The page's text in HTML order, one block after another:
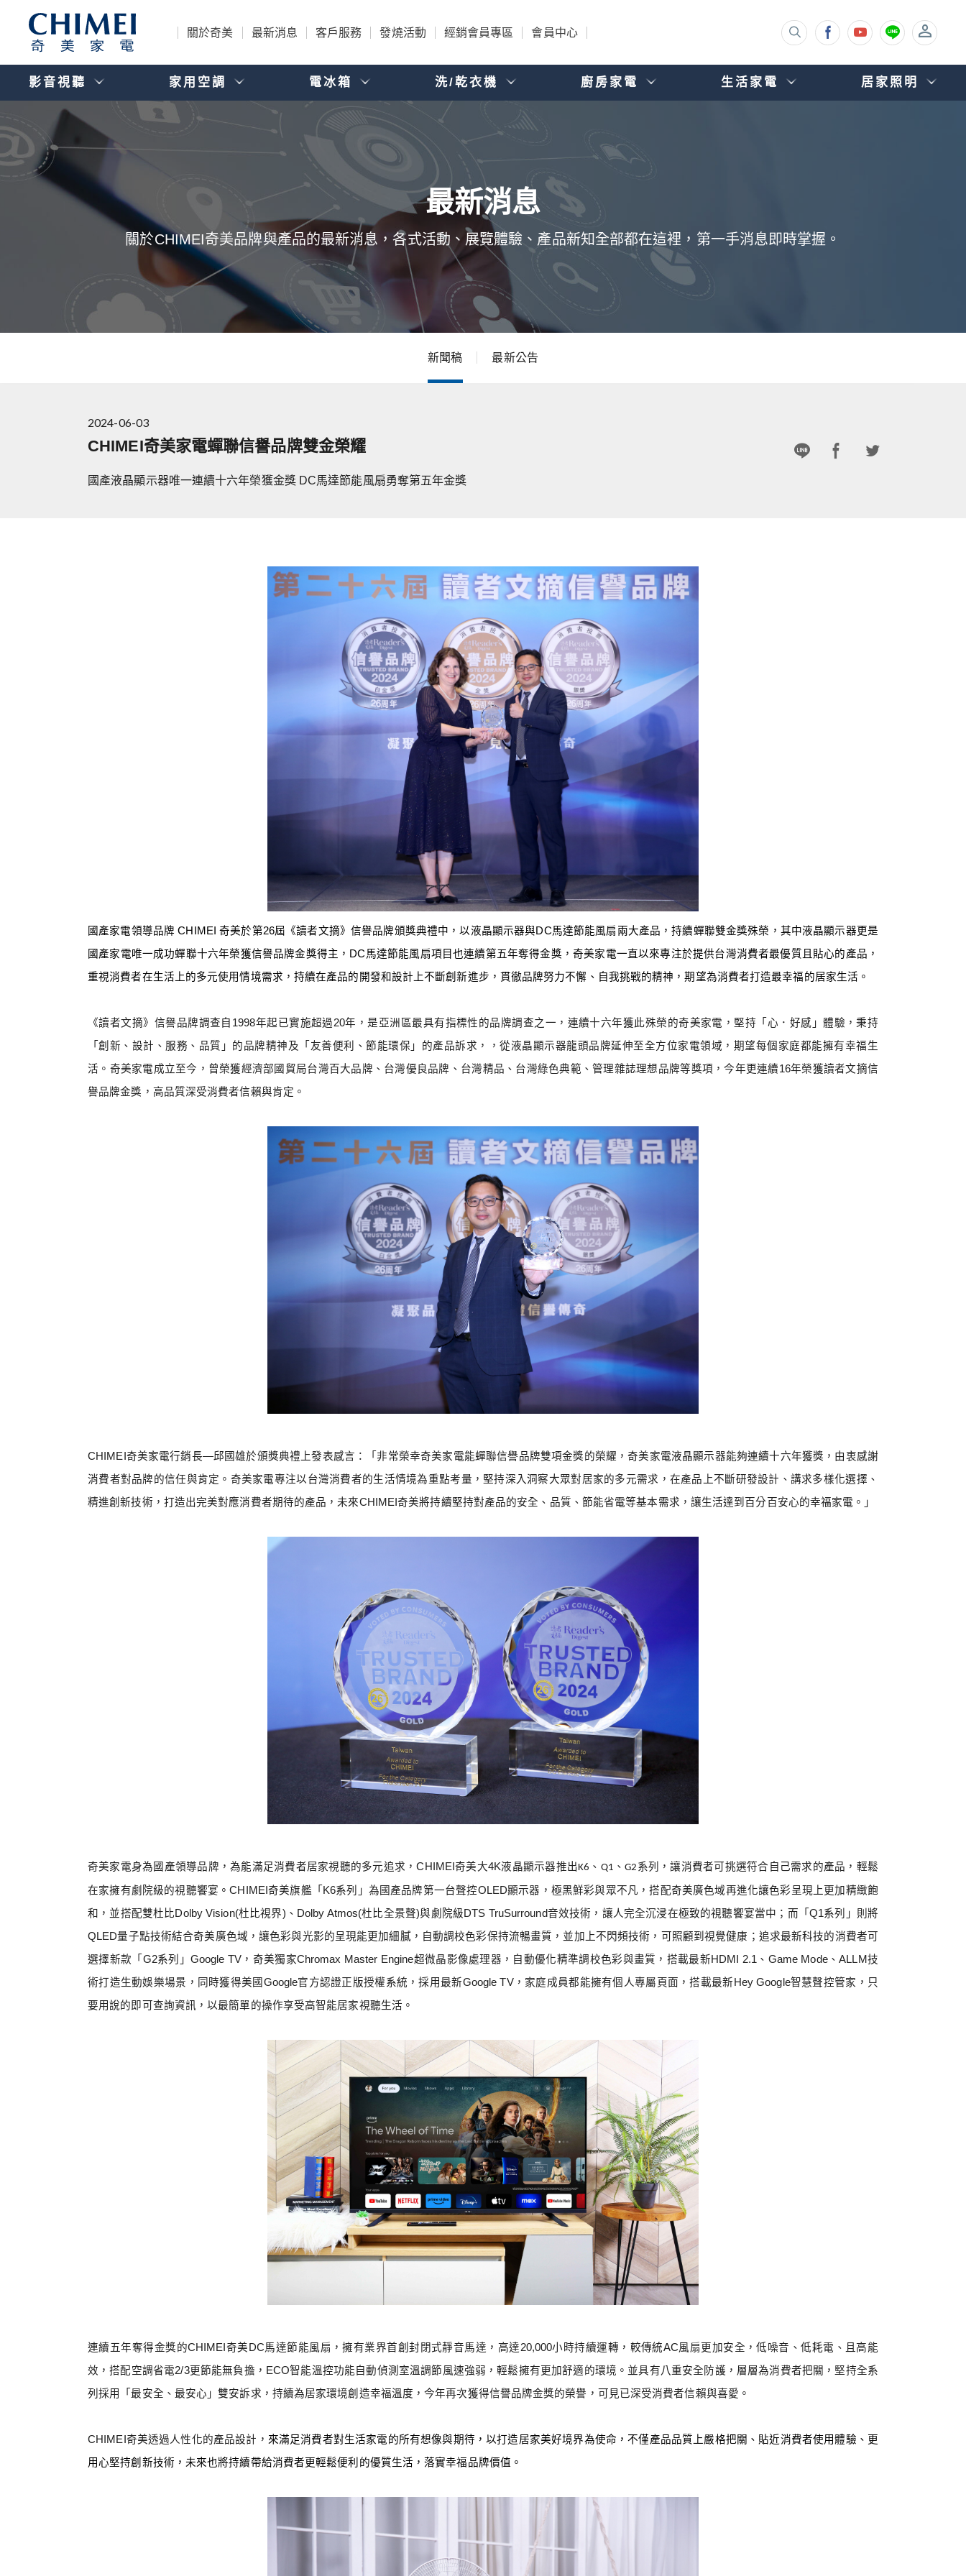
關於奇美 最新消息 客戶服務 發燒活動 經銷會員專區 會員中心
影音視聽 家用空調 電冰箱 洗/乾衣機 廚房家電 生活家電 居家照明
關於CHIMEI奇美品牌與產品的最新消息，各式活動、展覽體驗、產品新知全部都在這裡，第一手消息即時掌握。
新聞稿 最新公告
2024-06-03
CHIMEI奇美家電蟬聯信譽品牌雙金榮耀
國產液晶顯示器唯一連續十六年榮獲金獎 DC馬達節能風扇勇奪第五年金獎
國產家電領導品牌 CHIMEI奇美於第26屆《讀者文摘》信譽品牌頒獎典禮中，以液晶顯示器與DC馬達節能風扇兩大產品，持續蟬聯雙金獎殊榮，其中液晶顯示器更是
國產家電唯一成功蟬聯十六年榮獲信譽品牌金獎得主， DC 馬達節能風扇項目也連續第五年奪得金獎，奇美家電一直以來專注於提供台灣消費者最優質且貼心的產品，
重視消費者在生活上的多元使用情境需求，持續在產品的開發和設計上不斷創新進步，貫徹品牌努力不懈、自我挑戰的精神，期望為消費者打造最幸福的居家生活。
《讀者文摘》信譽品牌調查自 1998年起已實施超過20年，是亞洲區最具有指標性的品牌調查之一，連續十六年獲此殊榮的奇美家電，堅持「 心．好感 」體驗，秉持
「創新、設計、服務、品質」的品牌精神及「友善便利、節能環保」的產品訴求，，從液晶顯示器龍頭品牌延伸至全方位家電領域，期望每個家庭都能擁有幸福生
活。奇美家電成立至今，曾榮獲經濟部國貿局台灣百大品牌、台灣優良品牌、台灣精品、台灣綠色典範、管理雜誌理想品牌等獎項，今年更連續16年榮獲讀者文摘信
譽品牌金獎，高品質深受消費者信賴與肯定。
CHIMEI 奇美家電行銷長—邱國雄於頒獎典禮上發表感言：「非常榮幸奇美家電能蟬聯信譽品牌雙項金獎的榮耀，奇美家電液晶顯示器能夠連續十六年獲獎，由衷感謝
消費者對品牌的信任與肯定。奇美家電專注以台灣消費者的生活情境為重點考量，堅持深入洞察大眾對居家的多元需求，在產品上不斷研發設計、講求多樣化選擇、
精進創新技術，打造出完美對應消費者期待的產品，未來CHIMEI奇美將持續堅持對產品的安全、品質、節能省電等基本需求，讓生活達到百分百安心的幸福家電。」
奇美家電身為國產領導品牌，為能滿足消費者居家視聽的多元追求，CHIMEI奇美大4K液晶顯示器推出 K6 、 Q1 、G2 系列 ，讓消費者可挑選符合自己需求的產品，輕鬆
在家擁有劇院級的視聽饗宴 。CHIMEI 奇美旗艦 「 K6系列」為國產品牌第一台聲控OLED顯示器，極黑鮮彩與眾不凡，搭配奇美廣色域再進化讓色彩呈現上更加精緻飽
和， 並搭配雙杜比Dolby Vision(杜比視界) 、 Dolby Atmos(杜比全景聲)與劇院級DTS TruSurround音效技術，讓人完全沉浸在極致的視聽饗宴當中；而 「 Q1系列
」則將
QLED量子點技術結合奇美廣色域，讓色彩與光影的呈現能更加細膩，自動調校色彩保持流暢畫質，並加上不閃頻技術，可照顧到視覺健康；追求最新科技的消費者可
選擇新款「 G2系列」 Google TV ，奇美獨家Chromax Master Engine超微晶影像處理器，自動優化精準調校色彩與畫質，搭載最新HDMI 2.1 、 Game Mode、ALLM技
術打造生動娛樂場景，同時獲得美國 Google官方認證正版授權系統，採用最新Google TV，家庭成員都能擁有個人專屬頁面，搭載最新 Hey Google智慧聲控管家，只
要用說的即可查詢資訊 ，以最簡單的操作享受高智能居家視聽生活。
連續五年奪得金獎的CHIMEI 奇美 DC馬達節能風扇，擁有業界首創封閉式靜音馬達，高達20,000小時持續運轉，較傳統AC風扇更加安全，低噪音、低耗電、且高能
效，搭配空調省電2/3更節能無負擔， ECO智能溫控功能自動偵測室溫調節風速強弱，輕鬆擁有更加舒適的環境。並具有八重安全防護，層層為消費者把關，堅持全系
列採用「最安全、最安心」雙安訴求，持續為居家環境創造幸福溫度，今年再次獲得信譽品牌金獎的榮譽，可見已深受消費者信賴與喜愛。
CHIMEI 奇美透過人性化的產品設計， 來滿足消費者對生活家電的所有想像與期待，以打造居家美好境界為使命，不僅產品品質上嚴格把關、貼近消費者使用體驗、更
用心堅持創新技術，未來也將持續帶給消費者更輕鬆便利的優質生活，落實幸福品牌價值。